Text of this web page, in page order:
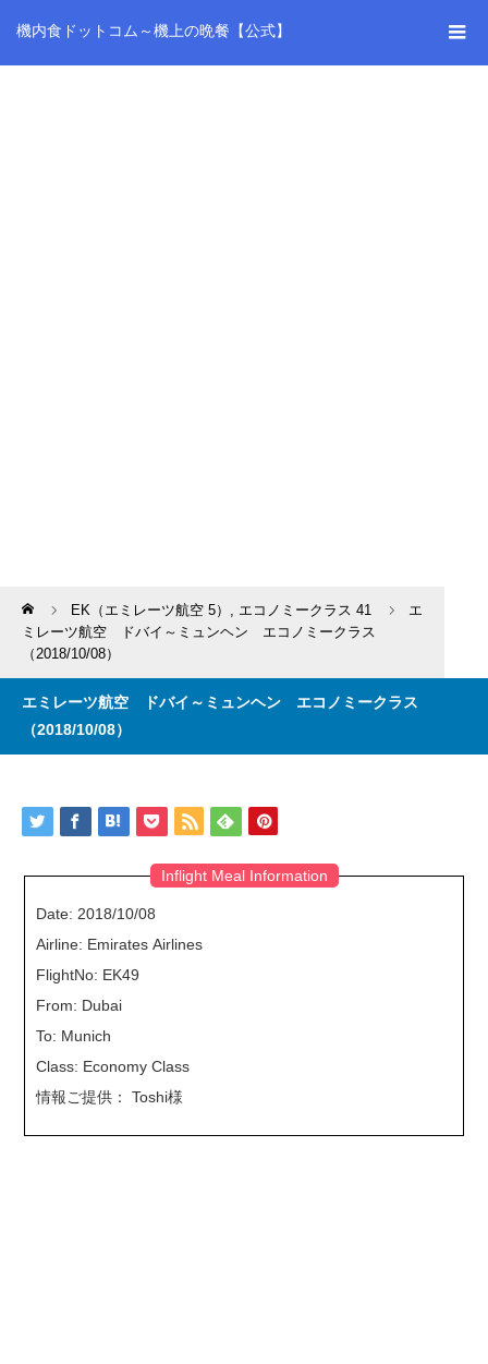
機内食ドットコム～機上の晩餐【公式】
Home EK（エミレーツ航空 5） , エコノミークラス 41
エ
ミレーツ航空 ドバイ～ミュンヘン エコノミークラス
（2018/10/08）
エミレーツ航空 ドバイ～ミュンヘン エコノミークラス
（2018/10/08）
Inflight Meal Information
Date: 2018/10/08
Airline: Emirates Airlines
FlightNo: EK49
From: Dubai
To: Munich
Class: Economy Class
情報ご提供： Toshi様